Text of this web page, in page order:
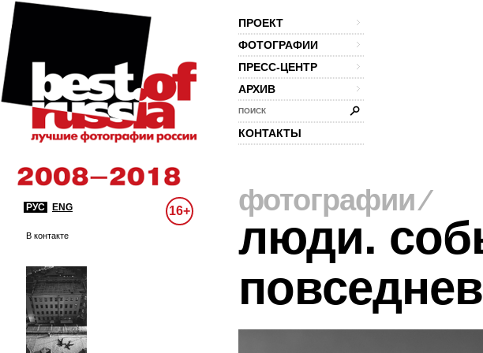
ПРОЕКТ
ФОТОГРАФИИ
ПРЕСС-ЦЕНТР
АРХИВ
ПОИСК
КОНТАКТЫ
РУС ENG 16+
В контакте
фотографии⁄
люди.